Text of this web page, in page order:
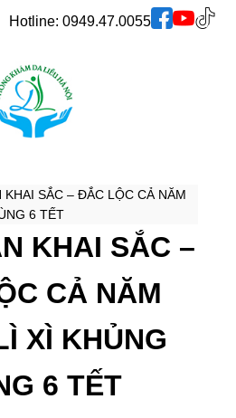
Hotline: 0949.47.0055
KHAI SẮC – ĐẮC LỘC CẢ NĂM
6 TẾT
KHAI SẮC –
CẢ NĂM
XÌ KHỦNG
6 TẾT